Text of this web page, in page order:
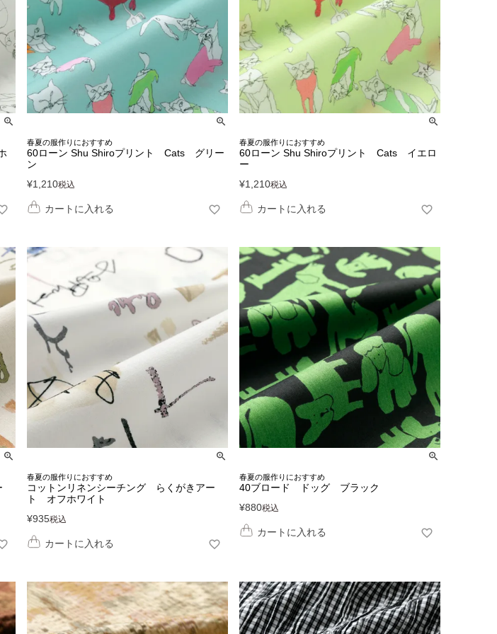
春夏の服作りにおすすめ
60ローン Shu Shiroプリント Cats グリー
ン
¥1,210税込
カートに入れる
春夏の服作りにおすすめ
60ローン Shu Shiroプリント Cats イエロ
ー
¥1,210税込
カートに入れる
春夏の服作りにおすすめ
コットンリネンシーチング らくがきアー
ト オフホワイト
¥935税込
カートに入れる
春夏の服作りにおすすめ
40ブロード ドッグ ブラック
¥880税込
カートに入れる